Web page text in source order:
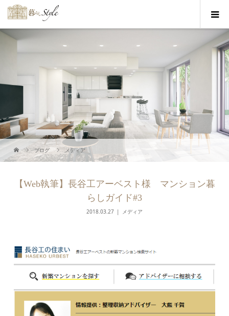
ブログ メディア
【Web執筆】長谷工アーベスト様 マンション暮
らしガイド#3
2018.03.27 メディア